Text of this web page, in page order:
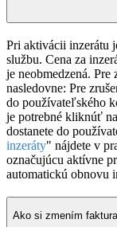
Pri aktivácii inzerátu
službu. Cena za
je neobmedzená.
nasledovne: Pre
do používateľského
je potrebné kliknúť
dostanete do
inzeráty" nájdete v
označujúcu aktívne
automatickú obnovu
Ako si zmením